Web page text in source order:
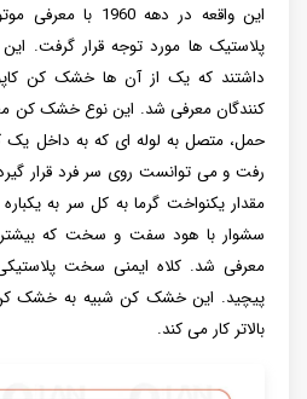
این واقعه در دهه
پلاستیک ها مورد توجه قرار گرفت.
کنندگان معرفی شد. این نوع خشک‌ کن
حمل، متصل به لوله‌ ای که به داخل یک
‌رفت و می‌ توانست روی سر فرد قرار
سشوار با هود سفت و سخت که
معرفی شد. کلاه ایمنی سخت
پیچید. این خشک کن شبیه به خشک کن
بالاتر کار می کند.